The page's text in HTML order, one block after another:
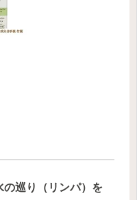
の巡り（リンパ）を